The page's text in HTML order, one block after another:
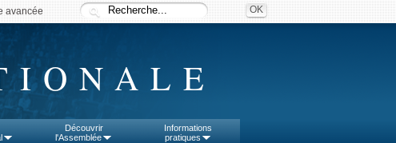
avancée
Découvrir
l'Assemblée
Informations
pratiques